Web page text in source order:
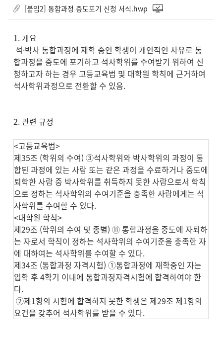
[붙임2] 통합과정 중도포기 신청 서식.hwp
1. 개요
석·박사 통합과정에 재학 중인 학생이 개인적인 사유로 통
합과정을 중도에 포기하고 석사학위를 수여받기 위하여 신
청하고자 하는 경우 고등교육법 및 대학원 학칙에 근거하여
석사학위과정으로 전환할 수 있음.
2. 관련 규정
<고등교육법>
제35조 (학위의 수여) ➂석사학위와 박사학위의 과정이 통
합된 과정에 있는 사람 또는 같은 과정을 수료하거나 중도에
퇴학한 사람 중 박사학위를 취득하지 못한 사람으로서 학칙
으로 정하는 석사학위의 수여기준을 충족한 사람에게는 석
사학위를 수여할 수 있다.
<대학원 학칙>
제29조 (학위의 수여 및 종별) ⑪ 통합과정을 중도에 자퇴하
는 자로서 학칙이 정하는 석사학위의 수여기준을 충족한 자
에 대하여는 석사학위를 수여할 수 있다.
제34조 (통합과정 자격시험) ➀통합과정에 재학중인 자는
입학 후 4학기 이내에 통합과정자격시험에 합격하여야 한
다.
➁제1항의 시험에 합격하지 못한 학생은 제29조 제1항의
요건을 갖추어 석사학위를 받을 수 있다.